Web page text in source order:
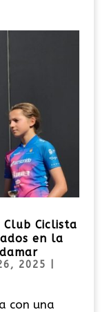
Ciclista
en la
2025
con una